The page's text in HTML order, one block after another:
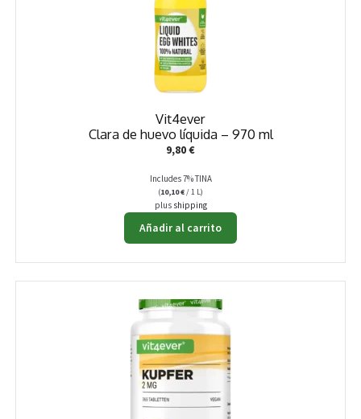
Vit4ever
Clara de huevo líquida – 970 ml
9,80€
Includes 7% TINA
(10,10€/ 1 L)
plus shipping
Añadir al carrito